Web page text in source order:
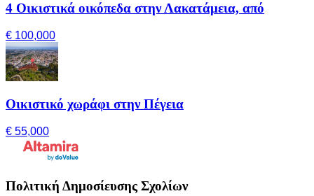
4 Οικιστικά οικόπεδα στην Λακατάμεια, από
€ 100,000
Οικιστικό χωράφι στην Πέγεια
€ 55,000
Πολιτική Δημοσίευσης Σχολίων